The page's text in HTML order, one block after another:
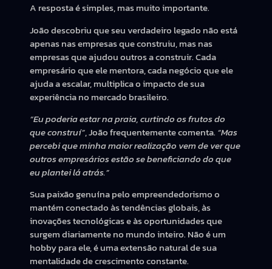
A resposta é simples, mas muito importante.
João descobriu que seu verdadeiro legado não está
apenas nas empresas que construiu, mas nas
empresas que ajudou outros a construir. Cada
empresário que ele mentora, cada negócio que ele
ajuda a escalar, multiplica o impacto de sua
experiência no mercado brasileiro.
“Eu poderia estar na praia, curtindo os frutos do
que construí”, João frequentemente comenta. “Mas
percebi que minha maior realização vem de ver que
outros empresários estão se beneficiando do que
eu plantei lá atrás.”
Sua paixão genuína pelo empreendedorismo o
mantém conectado às tendências globais, às
inovações tecnológicas e às oportunidades que
surgem diariamente no mundo inteiro. Não é um
hobby para ele, é uma extensão natural de sua
mentalidade de crescimento constante.